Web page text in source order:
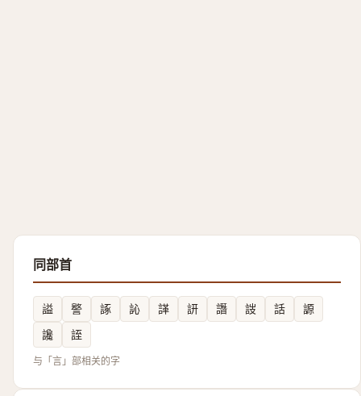
同部首
謚 譥 諑 訫 諽 訮 譖 詜 話
謜
讒
誈
与「言」部相关的字